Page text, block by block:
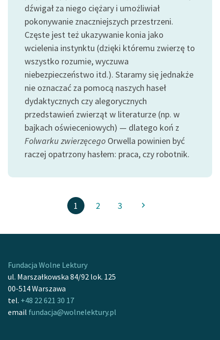
dźwigał za niego ciężary i umożliwiał
pokonywanie znaczniejszych przestrzeni.
Częste jest też ukazywanie konia jako
wcielenia instynktu (dzięki któremu zwierzę to
wszystko rozumie, wyczuwa
niebezpieczeństwo itd.). Staramy się jednakże
nie oznaczać za pomocą naszych haseł
dydaktycznych czy alegorycznych
przedstawień zwierząt w literaturze (np. w
bajkach oświeceniowych) — dlatego koń z
Folwarku zwierzęcego Orwella powinien być
raczej opatrzony hasłem: praca, czy robotnik.
1 2 3
Fundacja Wolne Lektury
ul. Marszałkowska 84/92 lok. 125
00-514 Warszawa
tel. +48 22 621 30 17
email fundacja@wolnelektury.pl